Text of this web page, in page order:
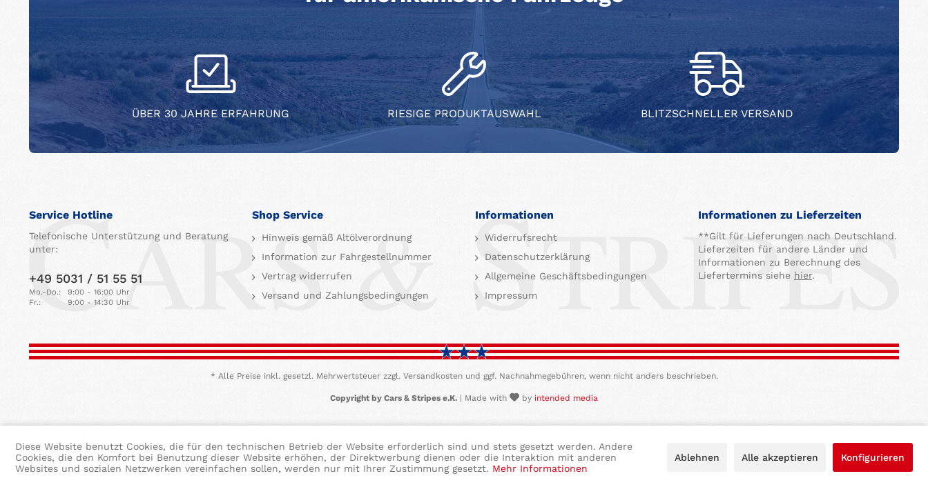
ÜBER 30 JAHRE ERFAHRUNG RIESIGE PRODUKTAUSWAHL BLITZSCHNELLER VERSAND
Service Hotline
Telefonische Unterstützung und Beratung
unter:
+49 5031 / 51 55 51
Mo.-Do.:
9:00 - 16:00 Uhr
Fr.:
9:00 - 14:30 Uhr
Shop Service
Hinweis gemäß Altölverordnung
Information zur Fahrgestellnummer
Vertrag widerrufen
Versand und Zahlungsbedingungen
Informationen
Widerrufsrecht
Datenschutzerklärung
Allgemeine Geschäftsbedingungen
Impressum
Informationen zu Lieferzeiten
**Gilt für Lieferungen nach Deutschland.
Lieferzeiten für andere Länder und
Informationen zu Berechnung des
Liefertermins siehe hier.
* Alle Preise inkl. gesetzl. Mehrwertsteuer zzgl. Versandkosten und ggf. Nachnahmegebühren, wenn nicht anders beschrieben.
Copyright by Cars & Stripes e.K. | Made with by intended media
Diese Website benutzt Cookies, die für den technischen Betrieb der Website erforderlich sind und stets gesetzt werden. Andere
Cookies, die den Komfort bei Benutzung dieser Website erhöhen, der Direktwerbung dienen oder die Interaktion mit anderen
Websites und sozialen Netzwerken vereinfachen sollen, werden nur mit Ihrer Zustimmung gesetzt. Mehr Informationen
Ablehnen Alle akzeptieren Konfigurieren